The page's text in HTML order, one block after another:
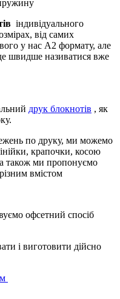
індивідуального
від самих
у нас А2 формату, але
швидше називатися вже
друк блокнотів , як
по друку, ми можемо
крапочки, косою
а також ми пропонуємо
вмістом
офсетний спосіб
і виготовити дійсно